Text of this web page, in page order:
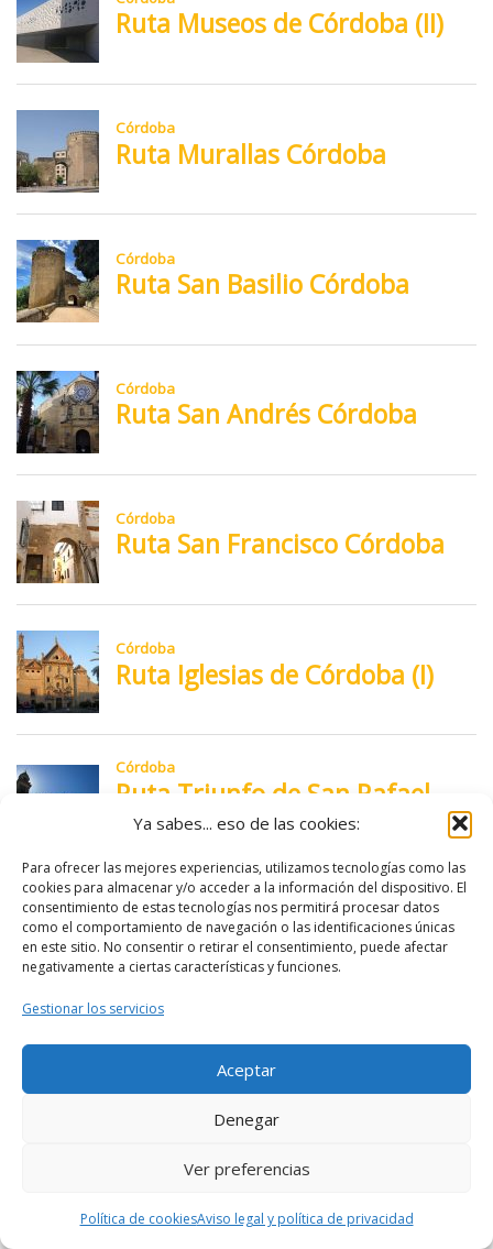
Ya sabes... eso de las cookies:
Para ofrecer las mejores experiencias, utilizamos tecnologías como las
cookies para almacenar y/o acceder a la información del dispositivo. El
consentimiento de estas tecnologías nos permitirá procesar datos
como el comportamiento de navegación o las identificaciones únicas
en este sitio. No consentir o retirar el consentimiento, puede afectar
negativamente a ciertas características y funciones.
Gestionar los servicios
Aceptar
Denegar
Ver preferencias
Política de cookiesAviso legal y política de privacidad